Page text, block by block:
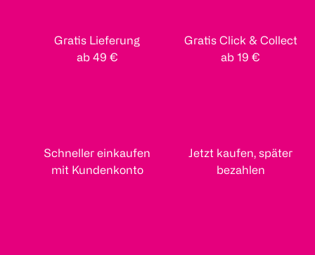
Gratis Lieferung
ab 49 €
Gratis Click & Collect
ab 19 €
Schneller einkaufen
mit Kundenkonto
Jetzt kaufen, später
bezahlen